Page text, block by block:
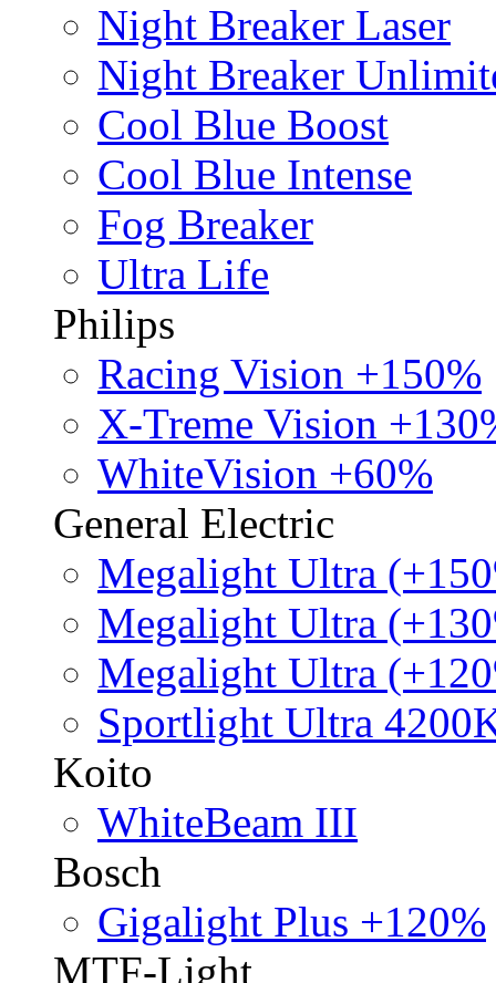
Night Breaker Laser
Night Breaker
Cool Blue Boost
Cool Blue Intense
Fog Breaker
Ultra Life
Philips
Racing Vision +150%
X-Treme Vision
WhiteVision +60%
General Electric
Megalight Ultra
Megalight Ultra
Megalight Ultra
Sportlight Ultra
Koito
WhiteBeam III
Bosch
Gigalight Plus +120%
MTF-Light